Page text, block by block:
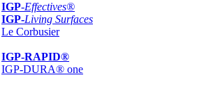
IGP-Effectives®
IGP-Living Surfaces
Le Corbusier
IGP-RAPID®
IGP-DURA® one